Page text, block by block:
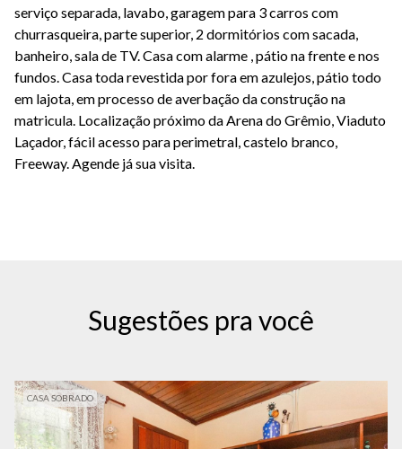
serviço separada, lavabo, garagem para 3 carros com
churrasqueira, parte superior, 2 dormitórios com sacada,
banheiro, sala de TV. Casa com alarme , pátio na frente e nos
fundos. Casa toda revestida por fora em azulejos, pátio todo
em lajota, em processo de averbação da construção na
matricula. Localização próximo da Arena do Grêmio, Viaduto
Laçador, fácil acesso para perimetral, castelo branco,
Freeway. Agende já sua visita.
Sugestões pra você
CASA SOBRADO